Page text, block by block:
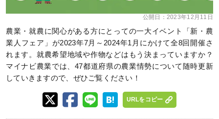
公開日： 2023年12月11日
農業・就農に関心がある方にとっての一大イベント「新・農
業人フェア」が2023年7月～2024年1月にかけて全8回開催さ
れます。就農希望地域や作物などはもう決まっていますか？
マイナビ農業では、47都道府県の農業情勢について随時更新
していきますので、ぜひご覧ください！
URLをコピー